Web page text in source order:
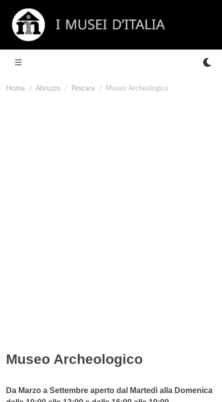
Home Abruzzo Pescara Museo Archeologico
Museo Archeologico
Da Marzo a Settembre aperto dal Martedì alla Domenica